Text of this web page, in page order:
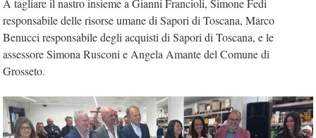
A tagliare il nastro insieme a Gianni Francioli, Simone Fedi
responsabile delle risorse umane di Sapori di Toscana, Marco
Benucci responsabile degli acquisti di Sapori di Toscana, e le
assessore Simona Rusconi e Angela Amante del Comune di
Grosseto.